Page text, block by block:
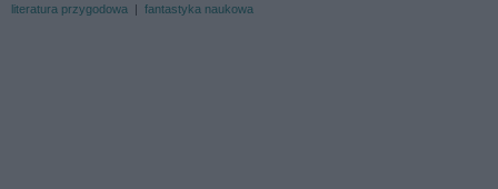
literatura przygodowa | fantastyka naukowa